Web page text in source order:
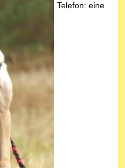
Telefon: eine